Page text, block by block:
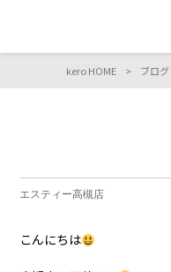
kero HOME > ブログ
エスティー高槻店
こんにちは